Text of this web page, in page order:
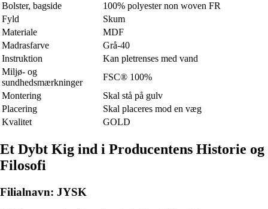
Bolster, bagside
100% polyester non woven FR
Fyld
Skum
Materiale
MDF
Madrasfarve
Grå-40
Instruktion
Kan pletrenses med vand
Miljø- og
sundhedsmærkninger
FSC® 100%
Montering
Skal stå på gulv
Placering
Skal placeres mod en væg
Kvalitet
GOLD
Et Dybt Kig ind i Producentens Historie og
Filosofi
Filialnavn: JYSK